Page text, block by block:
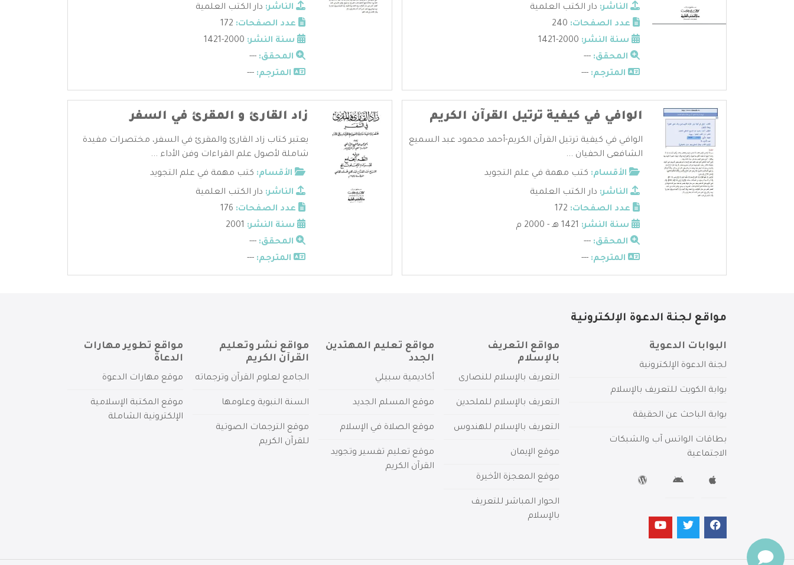
الناشر: دار الكتب العلمية
عدد الصفحات:
سنة النشر:
المحقق: ---
المترجم: ---
الناشر: دار الكتب العلمية
عدد الصفحات:
سنة النشر:
المحقق: ---
المترجم: ---
الوافي في كيفية ترتيل القرآن الكريم
الوافي في كيفية ترتيل القرآن الكريم-أحمد محمود عبد السميع
الشافعى الحفيان ...
الأقسام: كتب مهمة في علم التجويد
الناشر: دار الكتب العلمية
عدد الصفحات:
سنة النشر:
المحقق: ---
المترجم: ---
زاد القارئ و المقرئ في السفر
يعتبر كتاب زاد القارئ والمقرئ في السفر، مختصرات مفيدة
شاملة لأصول علم القراءات وفن الأداء ...
الأقسام: كتب مهمة في علم التجويد
الناشر: دار الكتب العلمية
عدد الصفحات:
سنة النشر:
المحقق: ---
المترجم: ---
مواقع لجنة الدعوة الإلكترونية
البوابات الدعوية
لجنة الدعوة الإلكترونية
بوابة الكويت للتعريف بالإسلام
بوابة الباحث عن الحقيقة
بطاقات الواتس آب والشبكات
الاجتماعية
مواقع التعريف
بالإسلام
التعريف بالإسلام للنصارى
التعريف بالإسلام للملحدين
التعريف بالإسلام للهندوس
موقع الإيمان
موقع المعجزة الأخيرة
الحوار المباشر للتعريف
بالإسلام
مواقع تعليم المهتدين
الجدد
أكاديمية سبيلي
موقع المسلم الجديد
موقع الصلاة في الإسلام
موقع تعليم تفسير وتجويد
القرآن الكريم
مواقع نشر وتعليم
القرآن الكريم
الجامع لعلوم القرآن وترجماته
السنة النبوية وعلومها
موقع الترجمات الصوتية
للقرآن الكريم
مواقع تطوير مهارات
الدعاة
موقع مهارات الدعوة
موقع المكتبة الإسلامية
الإلكترونية الشاملة